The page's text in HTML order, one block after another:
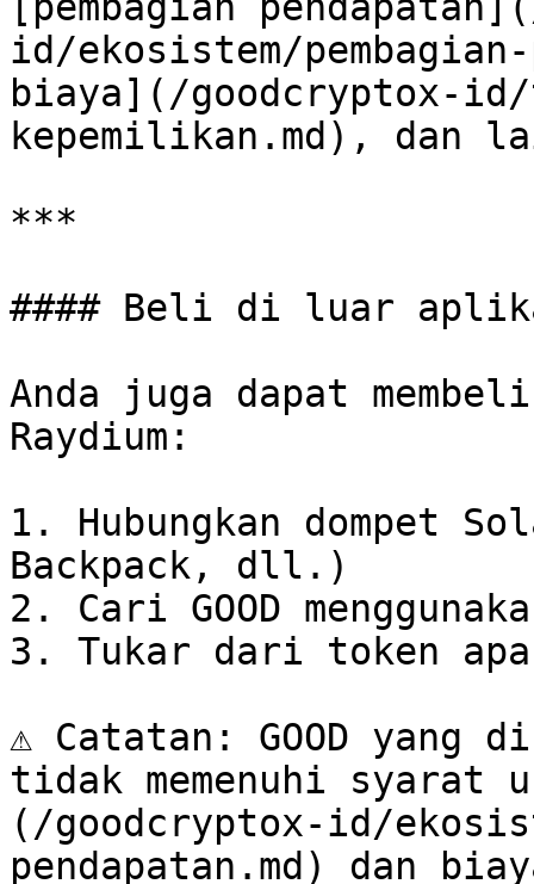
id/ekosistem/
biaya](/goodcryptox-id/
kepemilikan.md), dan
***
#### Beli di luar
Anda juga dapat
Raydium:
1. Hubungkan dompet
Backpack, dll.)
2. Cari GOOD
3. Tukar dari token apa
⚠️ Catatan: GOOD yang
tidak memenuhi syarat
(/goodcryptox-id/
pendapatan.md) dan